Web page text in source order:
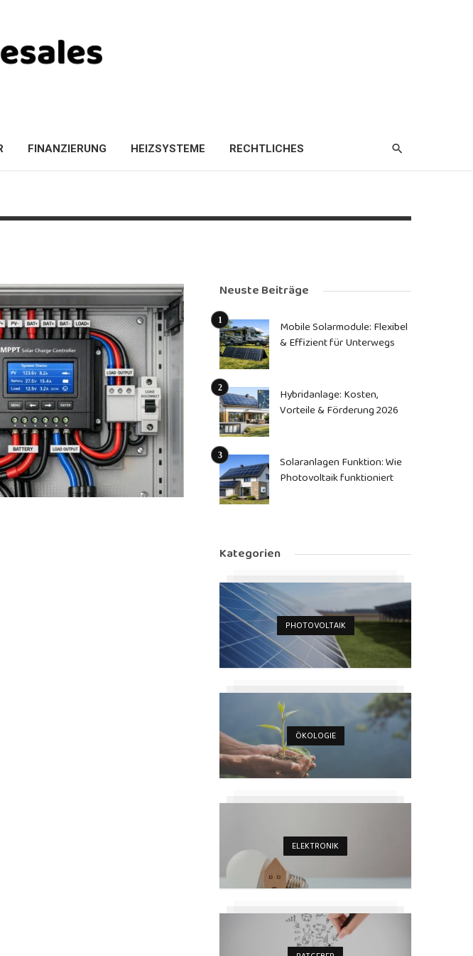
FINANZIERUNG HEIZSYSTEME RECHTLICHES
Neuste Beiträge
Mobile Solarmodule: Flexibel
& Effizient für Unterwegs
Hybridanlage: Kosten,
Vorteile & Förderung 2026
Solaranlagen Funktion: Wie
Photovoltaik funktioniert
Kategorien
PHOTOVOLTAIK
ÖKOLOGIE
ELEKTRONIK